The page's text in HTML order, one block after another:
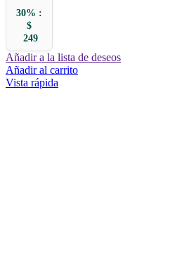
30% :
$
249
Añadir a la lista de deseos
Añadir al carrito
Vista rápida